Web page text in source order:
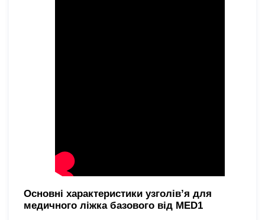
Основні характеристики узголів’я для
медичного ліжка базового від MED1